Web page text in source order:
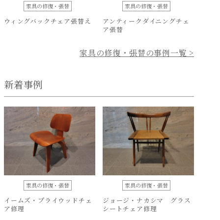
家具の修復・張替
ウィングバックチェア張替え
家具の修復・張替
アンティークダイニングチェ
ア張替
家具の修復・張替の事例一覧 >
新着事例
家具の修復・張替
イームズ・プライウッドチェ
ア修理
家具の修復・張替
ジョージ・ナカシマ グラス
シートチェア修理